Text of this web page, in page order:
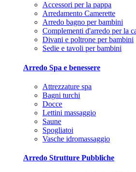
Accessori per la pappa
Arredamento Camerette
Arredo bagno per bambini
Complementi d'arredo per la
Divani e poltrone per bambini
Sedie e tavoli per bambini
Arredo Spa e benessere
Attrezzature spa
Bagni turchi
Docce
Lettini massaggio
Saune
Spogliatoi
Vasche idromassaggio
Arredo Strutture Pubbliche